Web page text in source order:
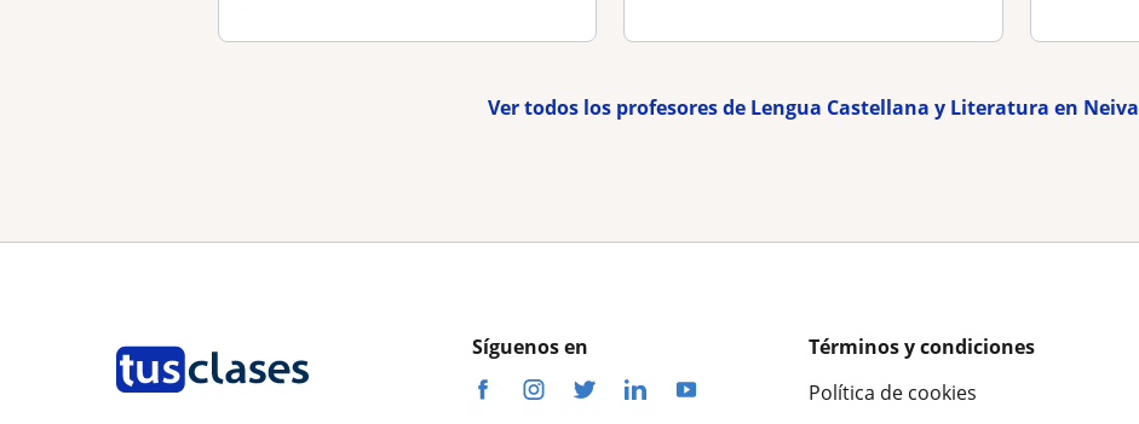
Ver todos los profesores de Lengua Castellana y Literatura en Neiva
Síguenos en
Términos y condiciones
Política de cookies